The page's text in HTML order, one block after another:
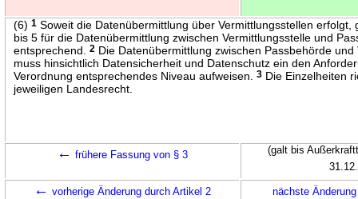
(6)1 Soweit die Datenübermittlung über Vermittlungsstellen erfolgt,
bis 5 für die Datenübermittlung zwischen Vermittlungsstelle und
entsprechend.2 Die Datenübermittlung zwischen Passbehörde und
muss hinsichtlich Datensicherheit und Datenschutz ein den
Verordnung entsprechendes Niveau aufweisen.3 Die Einzelheiten
jeweiligen Landesrecht.
← frühere Fassung von § 3
(galt bis
← vorherige Änderung durch Artikel 2 nächste